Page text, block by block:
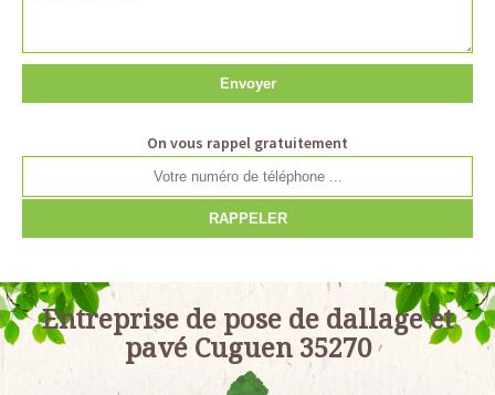
On vous rappel gratuitement
Entreprise de pose de dallage et
pavé Cuguen 35270